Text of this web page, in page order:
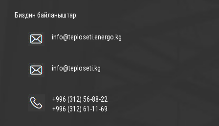
Биздин байланыштар:
info@teploseti.energo.kg
info@teploseti.kg
+996 (312) 56-88-22
+996 (312) 61-11-69